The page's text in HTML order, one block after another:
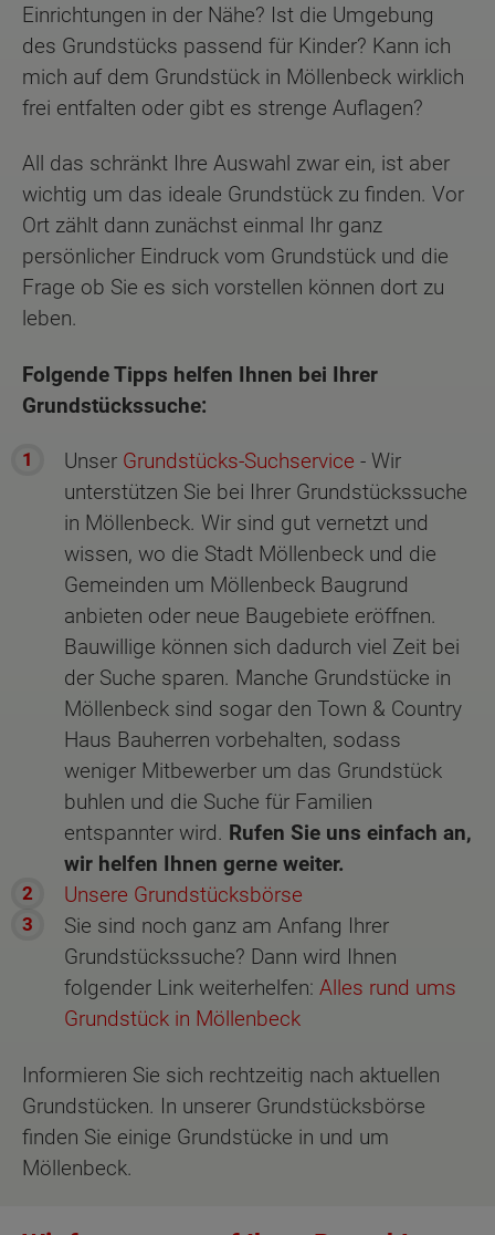
Einrichtungen in der Nähe? Ist die Umgebung
des Grundstücks passend für Kinder? Kann ich
mich auf dem Grundstück in Möllenbeck wirklich
frei entfalten oder gibt es strenge Auflagen?
All das schränkt Ihre Auswahl zwar ein, ist aber
wichtig um das ideale Grundstück zu finden. Vor
Ort zählt dann zunächst einmal Ihr ganz
persönlicher Eindruck vom Grundstück und die
Frage ob Sie es sich vorstellen können dort zu
leben.
Folgende Tipps helfen Ihnen bei Ihrer
Grundstückssuche:
Unser Grundstücks-Suchservice - Wir
unterstützen Sie bei Ihrer Grundstückssuche
in Möllenbeck. Wir sind gut vernetzt und
wissen, wo die Stadt Möllenbeck und die
Gemeinden um Möllenbeck Baugrund
anbieten oder neue Baugebiete eröffnen.
Bauwillige können sich dadurch viel Zeit bei
der Suche sparen. Manche Grundstücke in
Möllenbeck sind sogar den Town & Country
Haus Bauherren vorbehalten, sodass
weniger Mitbewerber um das Grundstück
buhlen und die Suche für Familien
entspannter wird. Rufen Sie uns einfach an,
wir helfen Ihnen gerne weiter.
Unsere Grundstücksbörse
Sie sind noch ganz am Anfang Ihrer
Grundstückssuche? Dann wird Ihnen
folgender Link weiterhelfen: Alles rund ums
Grundstück in Möllenbeck
Informieren Sie sich rechtzeitig nach aktuellen
Grundstücken. In unserer Grundstücksbörse
finden Sie einige Grundstücke in und um
Möllenbeck.